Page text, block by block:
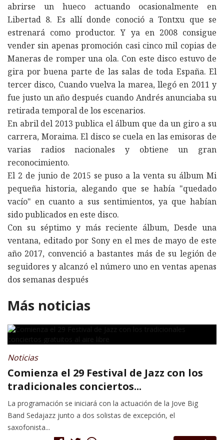
abrirse un hueco actuando ocasionalmente en
Libertad 8. Es allí donde conoció a Tontxu que se
estrenará como productor. Y ya en 2008 consigue
vender sin apenas promoción casi cinco mil copias de
Maneras de romper una ola. Con este disco estuvo de
gira por buena parte de las salas de toda España. El
tercer disco, Cuando vuelva la marea, llegó en 2011 y
fue justo un año después cuando Andrés anunciaba su
retirada temporal de los escenarios.
En abril del 2013 publica el álbum que da un giro a su
carrera, Moraima. El disco se cuela en las emisoras de
varias radios nacionales y obtiene un gran
reconocimiento.
El 2 de junio de 2015 se puso a la venta su álbum Mi
pequeña historia, alegando que se había "quedado
vacío" en cuanto a sus sentimientos, ya que habían
sido publicados en este disco.
Con su séptimo y más reciente álbum, Desde una
ventana, editado por Sony en el mes de mayo de este
año 2017, convenció a bastantes más de su legión de
seguidores y alcanzó el número uno en ventas apenas
dos semanas después
Más noticias
Noticias
Comienza el 29 Festival de Jazz con los
tradicionales conciertos...
La programación se iniciará con la actuación de la Jove Big
Band Sedajazz junto a dos solistas de excepción, el
saxofonista...